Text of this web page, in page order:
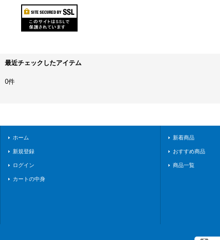
最近チェックしたアイテム
0件
ホーム
新規登録
ログイン
カートの中身
新着商品
おすすめ商品
商品一覧